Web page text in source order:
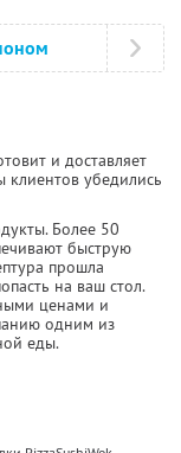
и доставляет
клиентов убедились
Более 50
быструю
прошла
на ваш стол.
ценами и
одним из
еды.